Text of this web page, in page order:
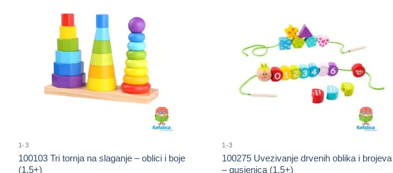
Sačuvaj
proizvod
1-3
100103 Tri tornja na slaganje – oblici i boje
(1.5+)
1-3
100275 Uvezivanje drvenih oblika i brojeva
– gusjenica (1.5+)